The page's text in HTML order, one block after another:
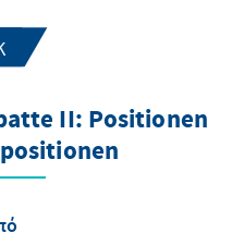
II: Positionen